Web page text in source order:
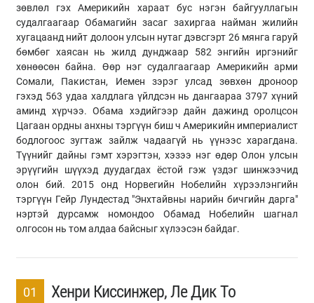
зөвлөл гэх Америкийн хараат бус нэгэн байгууллагын
судалгаагаар Обамагийн засаг захиргаа найман жилийн
хугацаанд нийт долоон улсын нутаг дэвсгэрт 26 мянга гаруй
бөмбөг хаясан нь жилд дунджаар 582 энгийн иргэнийг
хөнөөсөн байна. Өөр нэг судалгаагаар Америкийн арми
Сомали, Пакистан, Иемен зэрэг улсад зөвхөн дроноор
гэхэд 563 удаа халдлага үйлдсэн нь дангаараа 3797 хүний
аминд хүрчээ. Обама хэдийгээр дайн дажинд оролцсон
Цагаан ордны анхны тэргүүн биш ч Америкийн империалист
бодлогоос зугтаж зайлж чадаагүй нь үүнээс харагдана.
Түүнийг дайны гэмт хэрэгтэн, хэзээ нэг өдөр Олон улсын
эрүүгийн шүүхэд дуудагдах ёстой гэж үздэг шинжээчид
олон бий. 2015 онд Норвегийн Нобелийн хүрээлэнгийн
тэргүүн Гейр Лундестад "Энхтайвны нарийн бичгийн дарга"
нэртэй дурсамж номондоо Обамад Нобелийн шагнал
олгосон нь том алдаа байсныг хүлээсэн байдаг.
01 Хенри Киссинжер, Ле Дик То